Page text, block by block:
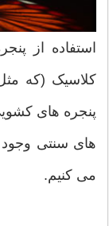
استفاده از
کلاسیک (که
پنجره های
های سنتی وجود
می کنیم.